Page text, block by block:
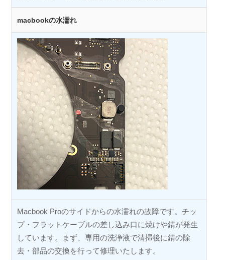
macbookの水濡れ
Macbook Proのサイドからの水濡れの故障です。チッ
プ・フラットケーブルの差し込み口に焼けや錆が発生
しています。まず、専用の洗浄液で清掃後に錆の除
去・部品の交換を行って修理いたします。